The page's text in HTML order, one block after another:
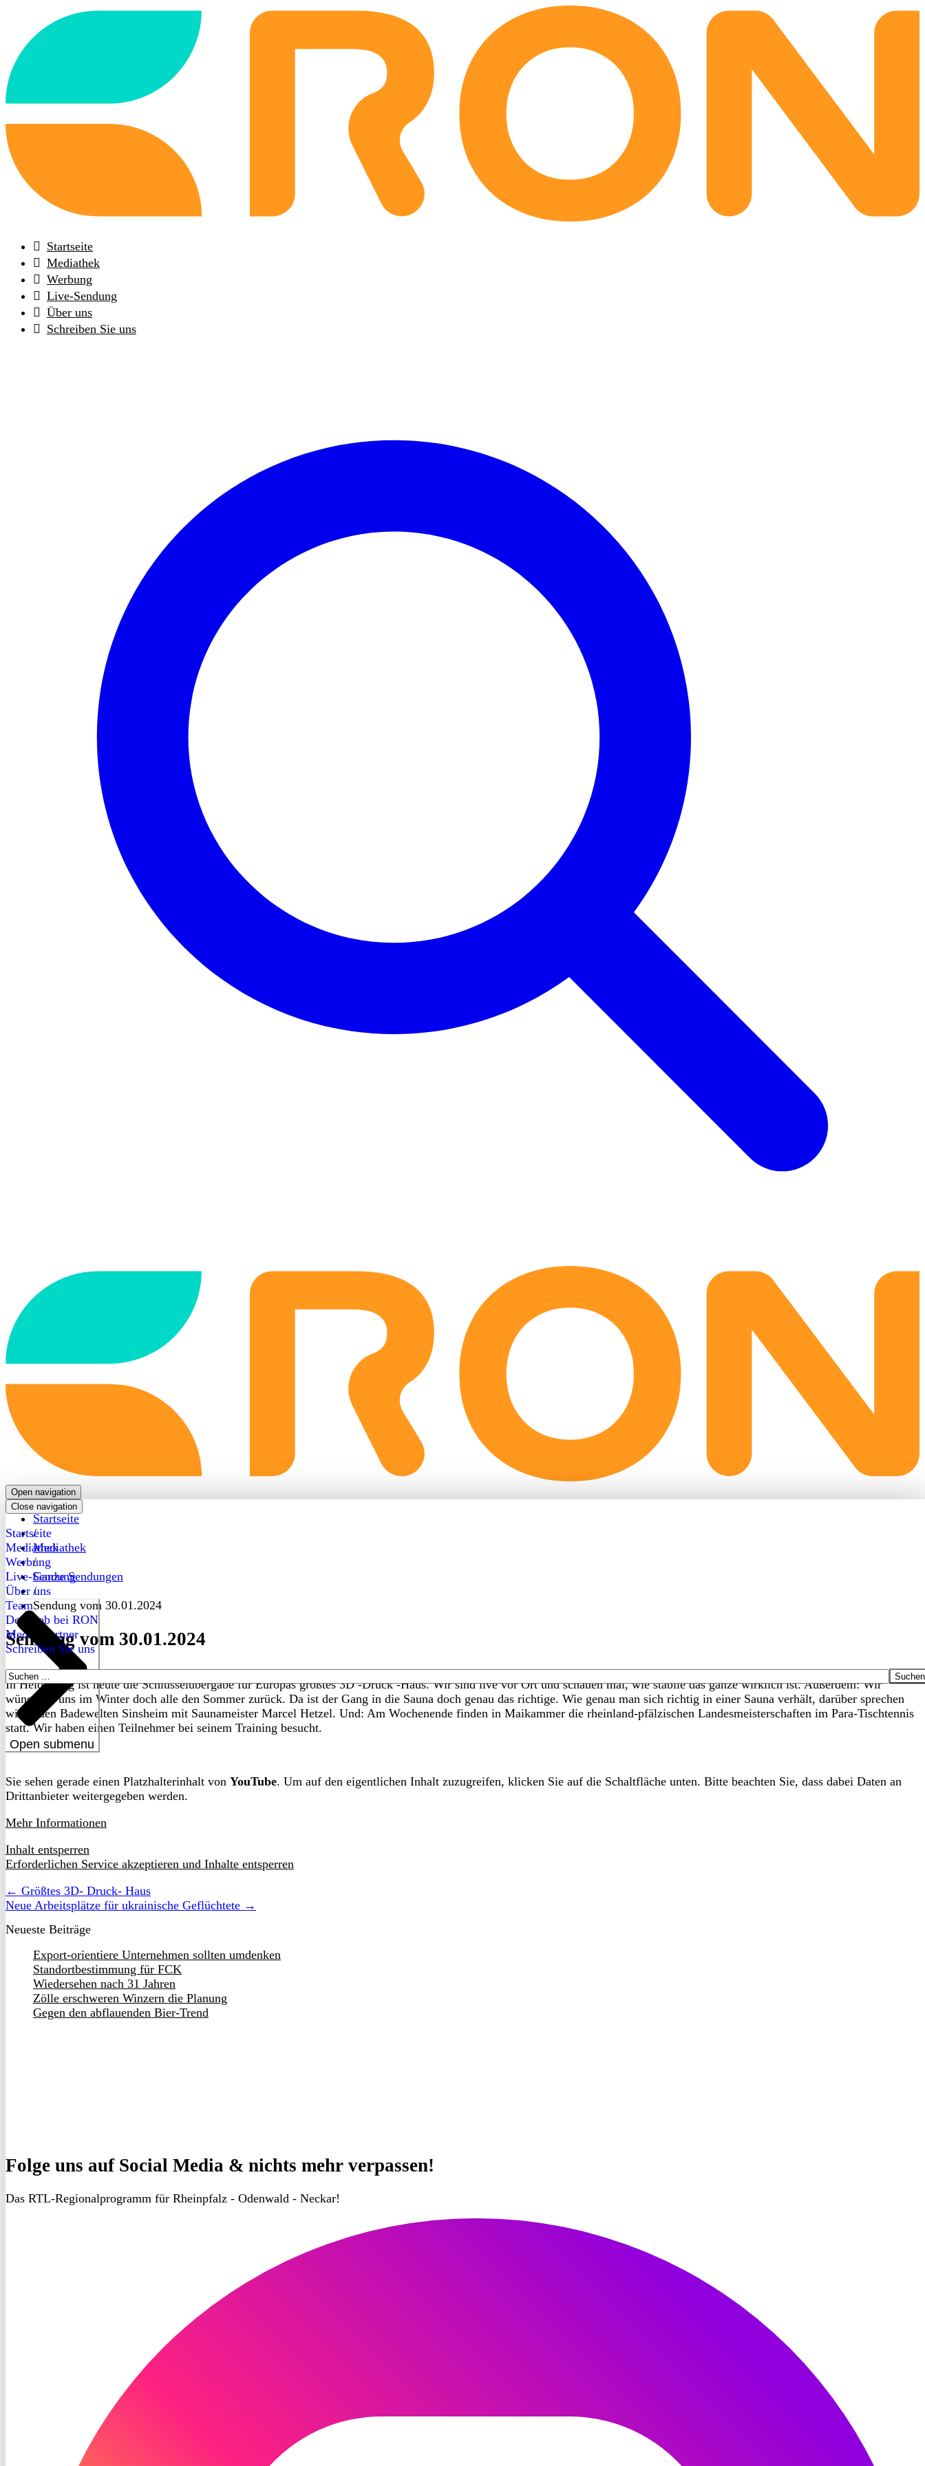
frontpage
Startseite
Mediathek
Werbung
Live-Sendung
Über uns
Schreiben Sie uns
frontpage
Open navigation
Close navigation
Startseite
Mediathek
Werbung
Live-Sendung
Über uns
Open submenu
Team
Dein Job bei RON
Medienpartner
Schreiben Sie uns
Suchen
nach:
Startseite
/
Mediathek
/
Ganze Sendungen
/
Sendung vom 30.01.2024
Sendung vom 30.01.2024
In Heidelberg ist heute die Schlüsselübergabe für Europas größtes 3D -Druck -Haus. Wir sind live vor Ort und schauen mal, wie stabile das ganze wirklich ist. Außerdem: Wir
wünschen uns im Winter doch alle den Sommer zurück. Da ist der Gang in die Sauna doch genau das richtige. Wie genau man sich richtig in einer Sauna verhält, darüber sprechen
wir in den Badewelten Sinsheim mit Saunameister Marcel Hetzel. Und: Am Wochenende finden in Maikammer die rheinland-pfälzischen Landesmeisterschaften im Para-Tischtennis
statt. Wir haben einen Teilnehmer bei seinem Training besucht.
Sie sehen gerade einen Platzhalterinhalt von YouTube. Um auf den eigentlichen Inhalt zuzugreifen, klicken Sie auf die Schaltfläche unten. Bitte beachten Sie, dass dabei Daten an
Drittanbieter weitergegeben werden.
Mehr Informationen
Inhalt entsperren
Erforderlichen Service akzeptieren und Inhalte entsperren
← Größtes 3D- Druck- Haus
Neue Arbeitsplätze für ukrainische Geflüchtete →
Neueste Beiträge
Export-orientiere Unternehmen sollten umdenken
Standortbestimmung für FCK
Wiedersehen nach 31 Jahren
Zölle erschweren Winzern die Planung
Gegen den abflauenden Bier-Trend
Folge uns auf Social Media & nichts mehr verpassen!
Das RTL-Regionalprogramm für Rheinpfalz - Odenwald - Neckar!